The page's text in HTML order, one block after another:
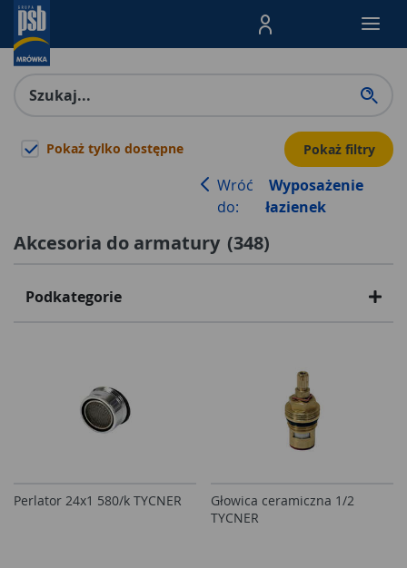
Menu Produktów,
Pokaż tylko dostępne Pokaż filtry
Wróć
do:
Wyposażenie
łazienek
Akcesoria do armatury (348)
Podkategorie
Perlator 24x1 580/k TYCNER
Głowica ceramiczna 1/2
TYCNER